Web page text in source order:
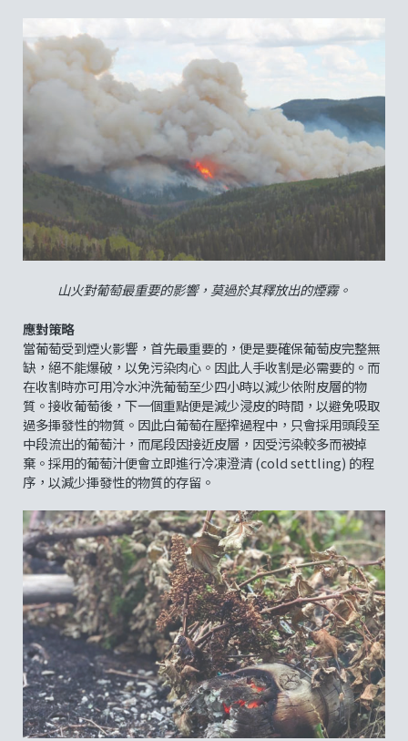
山火對葡萄最重要的影響，莫過於其釋放出的煙霧。
應對策略
當葡萄受到煙火影響，首先最重要的，便是要確保葡萄皮完整無
缺，絕不能爆破，以免污染肉心。因此人手收割是必需要的。而
在收割時亦可用冷水沖洗葡萄至少四小時以減少依附皮層的物
質。接收葡萄後，下一個重點便是減少浸皮的時間，以避免吸取
過多揮發性的物質。因此白葡萄在壓搾過程中，只會採用頭段至
中段流出的葡萄汁，而尾段因接近皮層，因受污染較多而被掉
棄。採用的葡萄汁便會立即進行冷凍澄清 (cold settling) 的程
序，以減少揮發性的物質的存留。